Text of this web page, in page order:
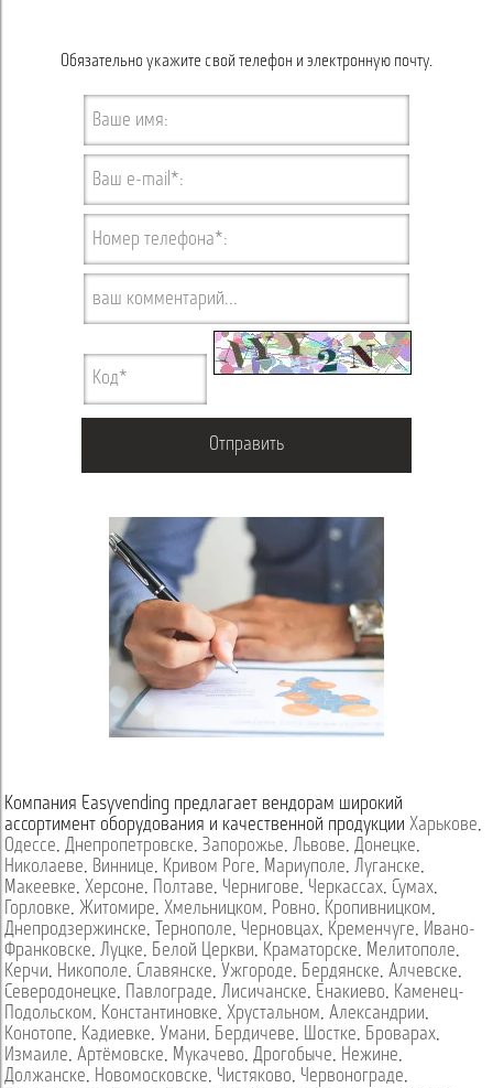
Обязательно укажите свой телефон и электронную почту.
Компания Easyvending предлагает вендорам широкий
ассортимент оборудования и качественной продукции Харькове,
Одессе, Днепропетровске, Запорожье, Львове, Донецке,
Николаеве, Виннице, Кривом Роге, Мариуполе, Луганске,
Макеевке, Херсоне, Полтаве, Чернигове, Черкассах, Сумах,
Горловке, Житомире, Хмельницком, Ровно, Кропивницком,
Днепродзержинске, Тернополе, Черновцах, Кременчуге, Ивано-
Франковске, Луцке, Белой Церкви, Краматорске, Мелитополе,
Керчи, Никополе, Славянске, Ужгороде, Бердянске, Алчевске,
Северодонецке, Павлограде, Лисичанске, Енакиево, Каменец-
Подольском, Константиновке, Хрустальном, Александрии,
Конотопе, Кадиевке, Умани, Бердичеве, Шостке, Броварах,
Измаиле, Артёмовске, Мукачево, Дрогобыче, Нежине,
Должанске, Новомосковске, Чистяково, Червонограде,